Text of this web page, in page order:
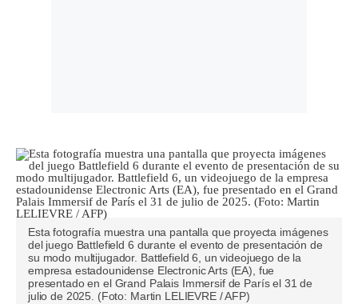
Esta fotografía muestra una pantalla que proyecta imágenes
del juego Battlefield 6 durante el evento de presentación de
su modo multijugador. Battlefield 6, un videojuego de la
empresa estadounidense Electronic Arts (EA), fue
presentado en el Grand Palais Immersif de París el 31 de
julio de 2025. (Foto: Martin LELIEVRE / AFP)